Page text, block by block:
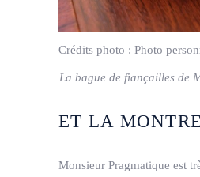
Crédits photo : Photo
La bague de fiançailles de
ET LA
Monsieur Pragmatique est